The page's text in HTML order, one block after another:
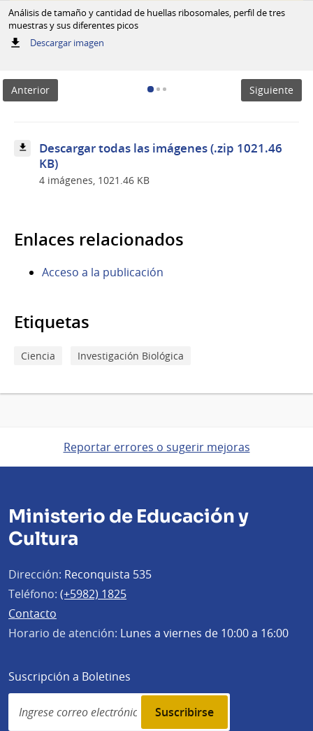
Análisis de tamaño y cantidad de huellas ribosomales, perfil de tres
muestras y sus diferentes picos
Descargar imagen:
ribosomales,
perfil
tres
diferentes
picos
Anterior Siguiente
Descargar todas las imágenes (.zip 1021.46
KB)
4 imágenes, 1021.46 KB
Enlaces relacionados
Acceso a la publicación
Etiquetas
Ciencia Investigación Biológica
Reportar errores o sugerir mejoras
Ministerio de Educación y
Cultura
Dirección: Reconquista 535
Teléfono: (+5982) 1825
Contacto
Horario de atención: Lunes a viernes de 10:00 a 16:00
Suscripción a Boletines
Simplenews
subscription